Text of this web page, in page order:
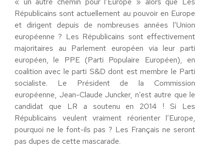
Républicains sont actuellement au pouvoir en Europe
et dirigent depuis de nombreuses années l’Union
européenne ? Les Républicains sont effectivement
majoritaires au Parlement européen via leur parti
européen, le PPE (Parti Populaire Européen), en
coalition avec le parti S&D dont est membre le Parti
socialiste. Le Président de la Commission
européenne, Jean-Claude Juncker, n’est autre que le
candidat que LR a soutenu en 2014 ! Si Les
Républicains veulent vraiment réorienter l’Europe,
pourquoi ne le font-ils pas ? Les Français ne seront
pas dupes de cette mascarade.